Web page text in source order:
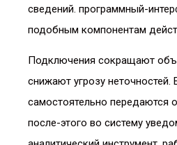
сведений. программный-
подобным компонентам
Подключения сокращают
снижают угрозу неточностей.
самостоятельно передаются
после-этого во систему